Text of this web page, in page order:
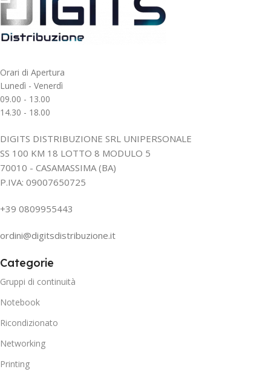
Orari di Apertura
Lunedì - Venerdì
09.00 - 13.00
14.30 - 18.00
DIGITS DISTRIBUZIONE SRL UNIPERSONALE
SS 100 KM 18 LOTTO 8 MODULO 5
70010 - CASAMASSIMA (BA)
P.IVA: 09007650725
+39 0809955443
ordini@digitsdistribuzione.it
Categorie
Gruppi di continuità
Notebook
Ricondizionato
Networking
Printing